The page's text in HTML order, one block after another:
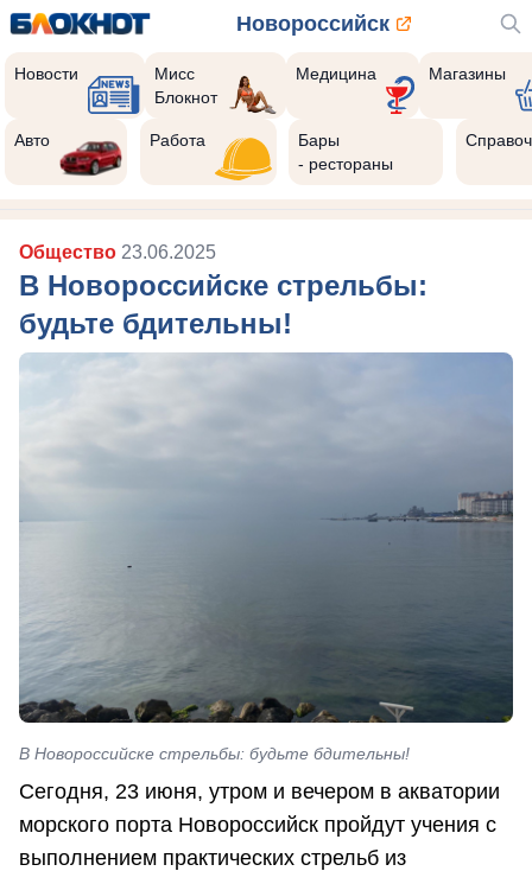
Новороссийск
Новости
Мисс
Блокнот
Медицина Магазины
Авто Работа
Бары
- рестораны
Общество 23.06.2025
В Новороссийске стрельбы:
будьте бдительны!
В Новороссийске стрельбы: будьте бдительны!
Сегодня, 23 июня, утром и вечером в акватории
морского порта Новороссийск пройдут учения с
выполнением практических стрельб из